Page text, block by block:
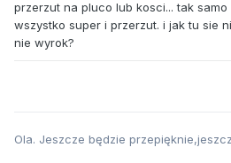
przerzut na pluco lub kosci... tak
wszystko super i przerzut. i jak tu sie
nie wyrok?
Ola. Jeszcze będzie